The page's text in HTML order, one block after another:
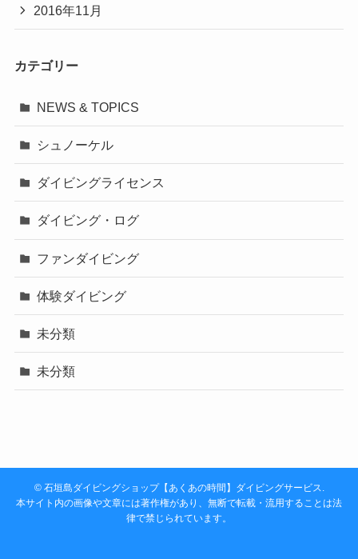
2016年11月
カテゴリー
NEWS & TOPICS
シュノーケル
ダイビングライセンス
ダイビング・ログ
ファンダイビング
体験ダイビング
未分類
未分類
©石垣島ダイビングショップ【あくあの時間】ダイビングサービス.
本サイト内の画像や文章には著作権があり、無断で転載・流用することは法
律で禁じられています。